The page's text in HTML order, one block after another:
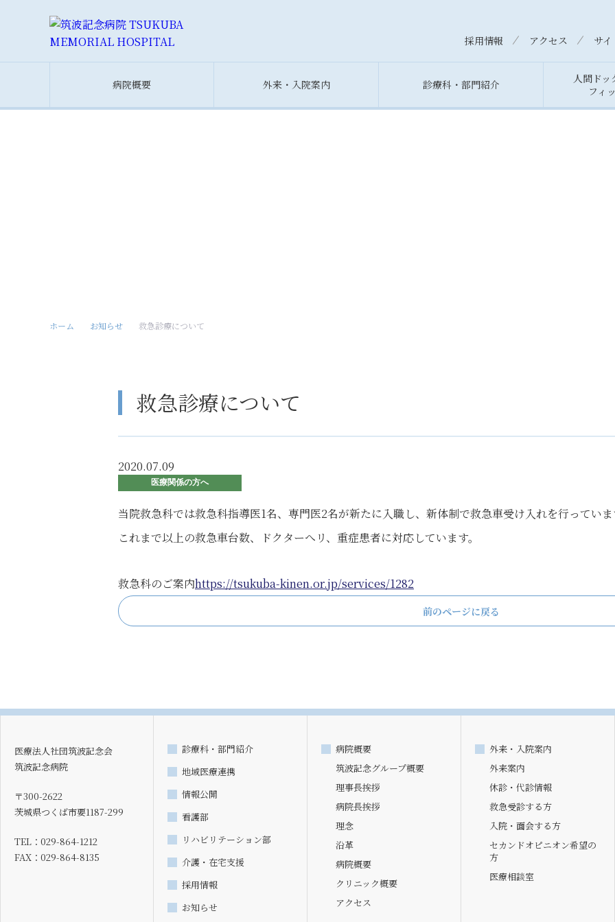
採用情報 アクセス サ
病院概要 外来・入院案内 診療科・部門紹介
人間ド
フィ
ホーム お知らせ 救急診療について
救急診療について
2020.07.09
医療関係の方へ
当院救急科では救急科指導医1名、専門医2名が新たに入職し、新体制で救急車受け入れを行ってい
これまで以上の救急車台数、ドクターへリ、重症患者に対応しています。
救急科のご案内https://tsukuba-kinen.or.jp/services/1282
前のページに戻る
医療法人社団筑波記念会
筑波記念病院
〒300-2622
茨城県つくば市要1187-299
TEL：029-864-1212
FAX：029-864-8135
診療科・部門紹介
地域医療連携
情報公開
看護部
リハビリテーション部
介護・在宅支援
採用情報
お知らせ
病院概要
筑波記念グループ概要
理事長挨拶
病院長挨拶
理念
沿革
病院概要
クリニック概要
アクセス
外来・入院案内
外来案内
休診・代診情報
救急受診する方
入院・面会する方
セカンドオピニオン希望の
方
医療相談室